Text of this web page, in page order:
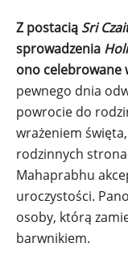
Z postacią Sri
sprowadzenia
ono celebrowane
pewnego dnia
powrocie do
wrażeniem
rodzinnych
Mahaprabhu
uroczystości.
osoby, którą
barwnikiem.